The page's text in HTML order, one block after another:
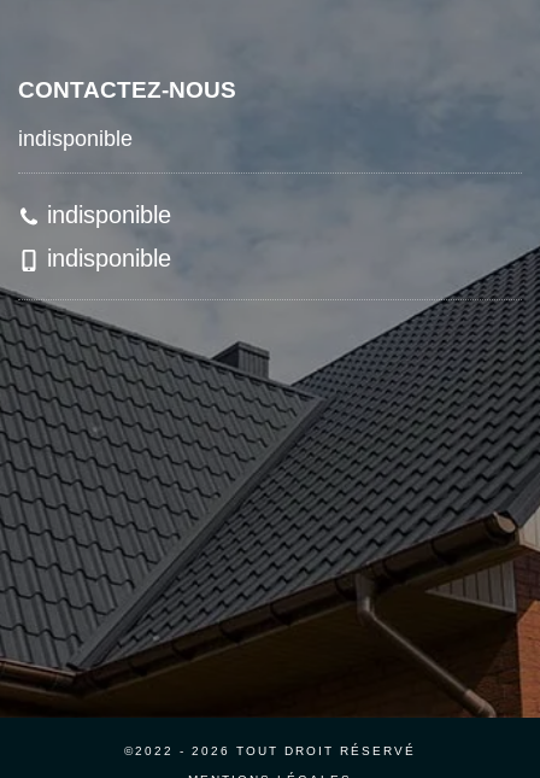
CONTACTEZ-NOUS
indisponible
indisponible
indisponible
©2022 - 2026 TOUT DROIT RÉSERVÉ